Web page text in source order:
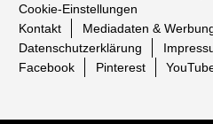
Cookie-Einstellungen
Kontakt
Mediadaten &
Datenschutzerklärung
Facebook
Pinterest